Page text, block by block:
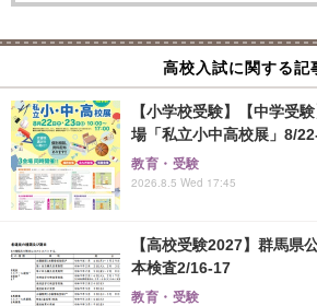
高校入試に関する記
【小学校受験】【中学受
場「私立小中高校展」8/
教育・受験
2026.8.5 Wed 17:45
【高校受験2027】群馬
本検査2/16-17
教育・受験